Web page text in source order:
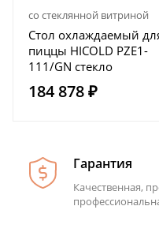
со стеклянной витриной
Стол охлаждаемый
пиццы HICOLD PZE1-
111/GN стекло
184 878 ₽
Гарантия
Качественная,